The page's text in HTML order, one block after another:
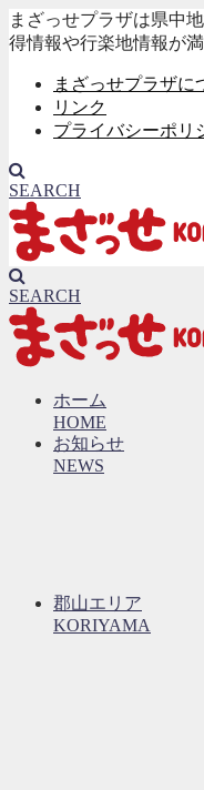
まざっせプラザは県中
得情報や行楽地情報が満
まざっせプラザに
リンク
プライバシーポリ
SEARCH
SEARCH
ホーム
HOME
お知らせ
NEWS
郡山エリア
KORIYAMA